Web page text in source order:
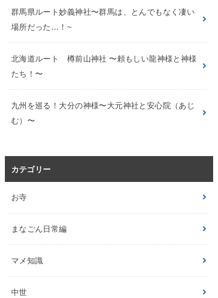
群馬県ルート妙義神社〜群馬は、とんでもなく凄い
場所だった…！~
北海道ルート 樽前山神社 〜頼もしい龍神様と神様
たち！〜
九州を巡る！大分の神様〜大元神社と安心院（あじ
む）〜
カテゴリー
お寺
まなごん日常編
マメ知識
中世